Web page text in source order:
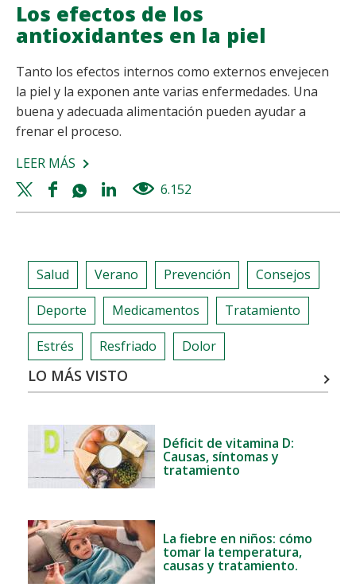
Los efectos de los
antioxidantes en la piel
Tanto los efectos internos como externos envejecen
la piel y la exponen ante varias enfermedades. Una
buena y adecuada alimentación pueden ayudar a
frenar el proceso.
LEER MÁS SOBRE
LOS
EFECTOS
ANTIOXIDANTES
LA
PIEL
Twitter
share
Facebook
share
Whatsapp
share
Linkedin
share
6.152
Salud Verano Prevención Consejos
Deporte Medicamentos Tratamiento
Estrés Resfriado Dolor
LO MÁS VISTO
Déficit de vitamina D:
Causas, síntomas y
tratamiento
La fiebre en niños: cómo
tomar la temperatura,
causas y tratamiento.